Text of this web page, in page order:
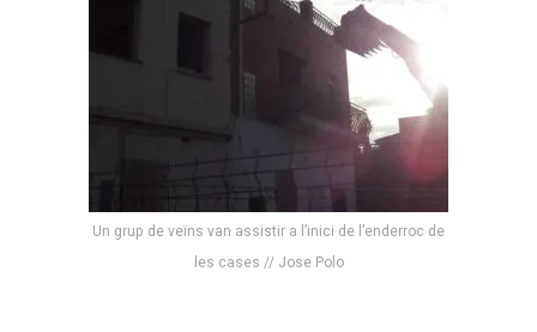
Un grup de veïns van assistir a l’inici de l’enderroc de
les cases // Jose Polo